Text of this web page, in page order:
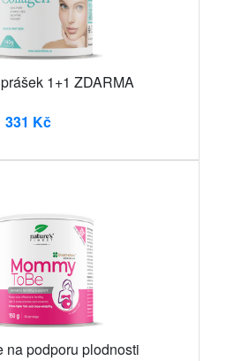
1+1 ZDARMA
331 Kč
na podporu plodnosti